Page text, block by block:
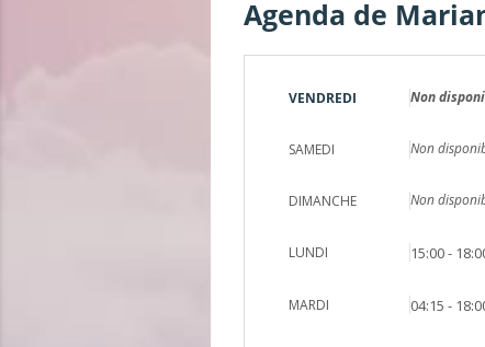
Agenda de
VENDREDI Non
SAMEDI Non
DIMANCHE Non
LUNDI 15:00 -
MARDI 04:15 -